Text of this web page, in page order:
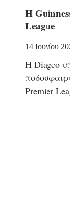
Η
League
14 Ιουνίου
Η Diageo
Premier